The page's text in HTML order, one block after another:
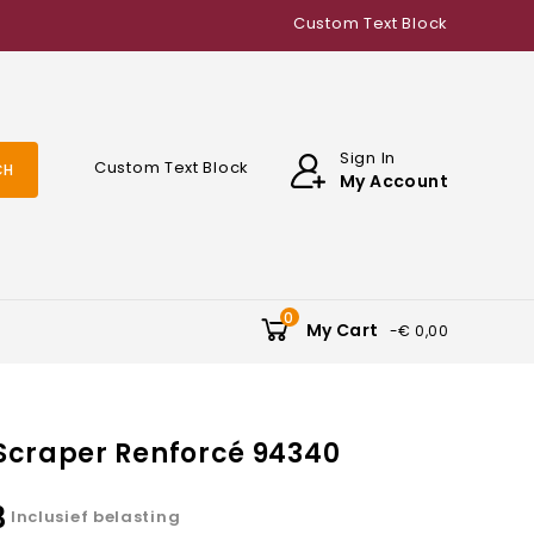
Custom Text Block
Sign In
My Account
Custom Text Block
0
My Cart -€ 0,00
Renforcé 94340
Inclusief belasting